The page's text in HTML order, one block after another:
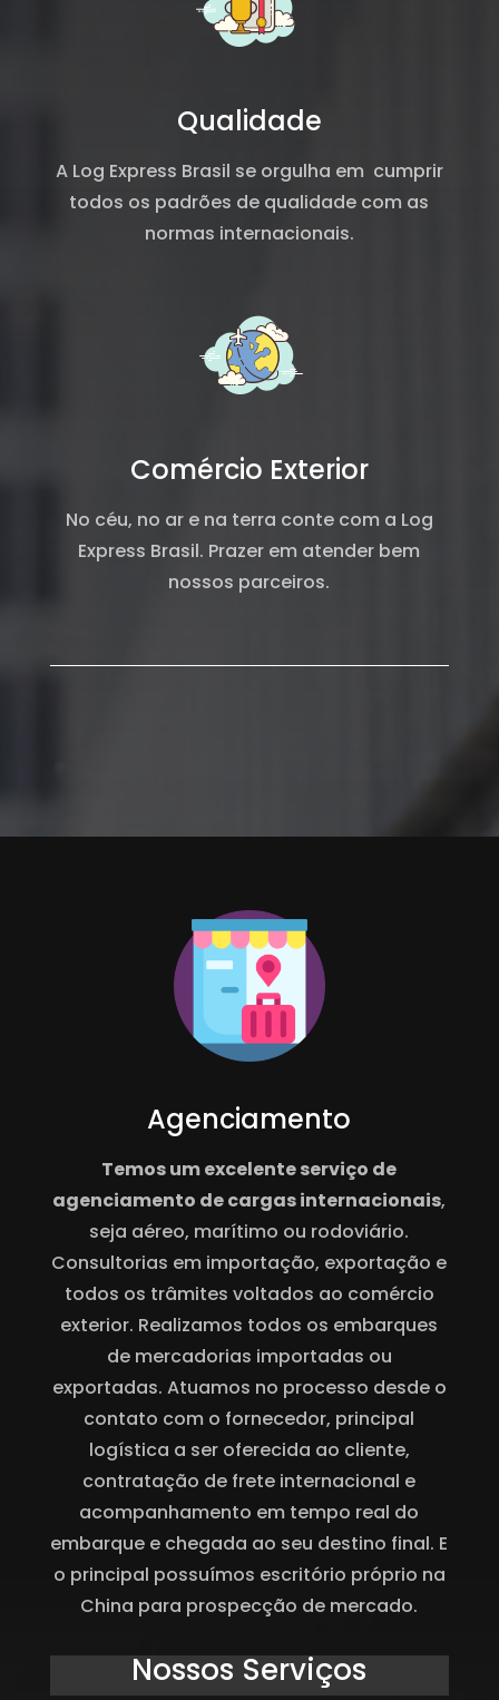
Qualidade
A Log Express Brasil se orgulha em cumprir
todos os padrões de qualidade com as
normas internacionais.
Comércio Exterior
No céu, no ar e na terra conte com a Log
Express Brasil. Prazer em atender bem
nossos parceiros.
Agenciamento
Temos um excelente serviço de
agenciamento de cargas internacionais,
seja aéreo, marítimo ou rodoviário.
Consultorias em importação, exportação e
todos os trâmites voltados ao comércio
exterior. Realizamos todos os embarques
de mercadorias importadas ou
exportadas. Atuamos no processo desde o
contato com o fornecedor, principal
logística a ser oferecida ao cliente,
contratação de frete internacional e
acompanhamento em tempo real do
embarque e chegada ao seu destino final. E
o principal possuímos escritório próprio na
China para prospecção de mercado.
Nossos Serviços